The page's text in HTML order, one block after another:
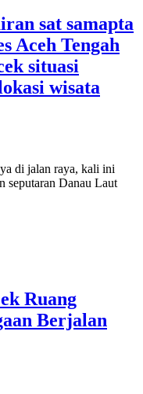
sat samapta
Aceh Tengah
situasi
wisata
di jalan raya, kali ini
seputaran Danau Laut
Ruang
Berjalan